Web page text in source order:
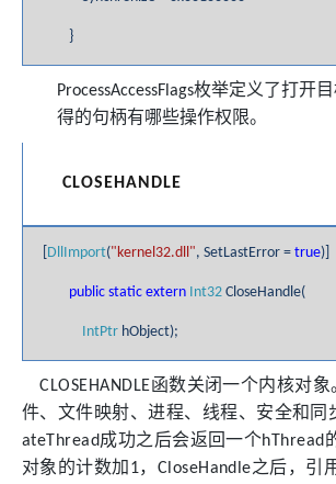
}
ProcessAccessFlags枚举定义了打开
得的句柄有哪些操作权限。
CLOSEHANDLE
DllImport("kernel32.dll", SetLastError = true)]
public static extern Int32CloseHandle(
IntPtrhObject);
CLOSEHANDLE函数关闭一个内核对
件、文件映射、进程、线程、安全和同
ateThread成功之后会返回一个hThread
对象的计数加 1， CloseHandle之后，引